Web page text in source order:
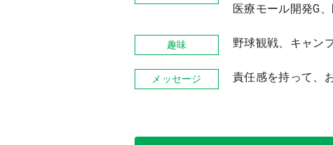
医療モール開発G
趣味 野球観戦、キャン
メッセージ 責任感を持って、